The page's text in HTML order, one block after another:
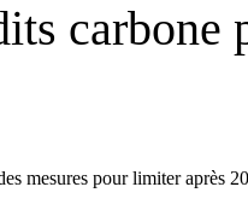
carbone
mesures pour limiter après